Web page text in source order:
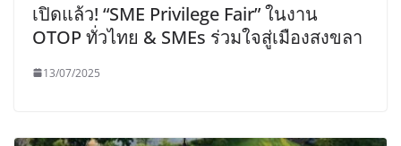
เปิดแล้ว! “SME Privilege Fair” ในงาน
OTOP ทั่วไทย & SMEs ร่วมใจสู่เมืองสงขลา
13/07/2025